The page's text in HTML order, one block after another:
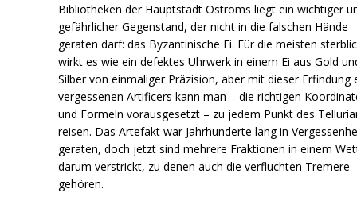
Bibliotheken der Hauptstadt Ostroms liegt ein wichtiger
gefährlicher Gegenstand, der nicht in die falschen Hände
geraten darf: das Byzantinische Ei. Für die meisten
wirkt es wie ein defektes Uhrwerk in einem Ei aus Gold
Silber von einmaliger Präzision, aber mit dieser Erfindung
vergessenen Artificers kann man – die richtigen
und Formeln vorausgesetzt – zu jedem Punkt des
reisen. Das Artefakt war Jahrhunderte lang in
geraten, doch jetzt sind mehrere Fraktionen in einem
darum verstrickt, zu denen auch die verfluchten Tremere
gehören.